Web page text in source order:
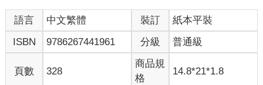
屋裡，在一種我從來不曾接觸過的儀式中，為什麼唯獨我被挑選
出來？我本來只是打算來這裡輕鬆度假的，卻在兩名朋友的慫恿
和我本身的好奇心驅使下，參與了這場儀式。
薩滿坐在一大張藤椅上，高聳的椅背像張開的孔雀尾巴一般。他
示意我坐在他面前的地板上。我懷著既忐忑又期待的心情坐下。
語言 中文繁體 裝訂
紙本平裝
ISBN
9786267441961 分級 普通級
頁數 328
商品規
格
14.8*21*1.8